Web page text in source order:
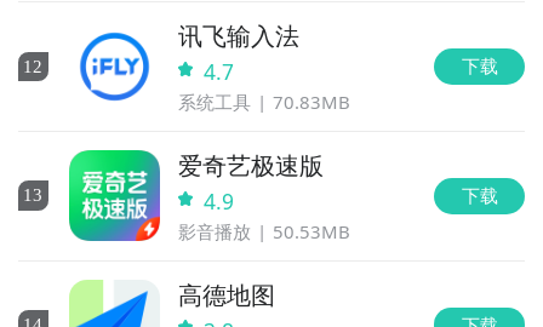
12
讯飞输入法
4.7
系统工具 70.83MB
下载
13
爱奇艺极速版
4.9
影音播放 50.53MB
下载
高德地图